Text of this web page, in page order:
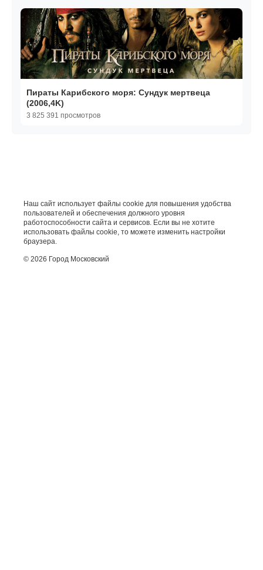
Пираты Карибского моря: Сундук мертвеца
(2006,4K)
3 825 391 просмотров
Наш сайт использует файлы cookie для повышения удобства
пользователей и обеспечения должного уровня
работоспособности сайта и сервисов. Если вы не хотите
использовать файлы cookie, то можете изменить настройки
браузера.
© 2026 Город Московский